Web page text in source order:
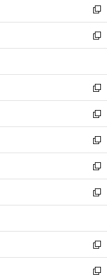
く
で
開
く
ド
ウ
で
開
ィ
ン
ド
ウ
開
く
い
ウ
ィ
ン
ウ
で
開
く
新
し
い
ウ
ン
ド
ウ
で
開
く
新
し
ウ
ィ
ン
ド
ウ
で
開
く
新
し
い
ウ
ィ
ン
ド
ウ
で
開
新
し
い
ウ
ィ
ン
ド
ウ
開
く
新
し
い
ウ
ィ
ン
ウ
で
開
く
新
し
い
ウ
ン
ド
ウ
で
新
し
ウ
ィ
ン
ド
新
し
い
新